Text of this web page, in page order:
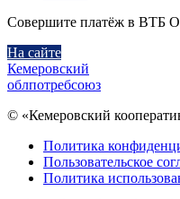
Совершите платёж в ВТБ
На сайте
Кемеровский
облпотребсоюз
© «Кемеровский
Политика
Пользовательское
Политика